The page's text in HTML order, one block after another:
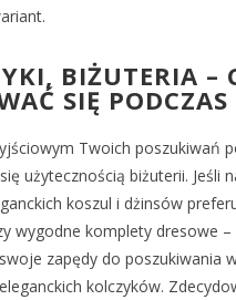
BIŻUTERIA –
SIĘ
Twoich poszukiwań
użytecznością biżuterii. Jeśli
koszul i dżinsów
wygodne komplety dresowe
zapędy do poszukiwania
kolczyków.